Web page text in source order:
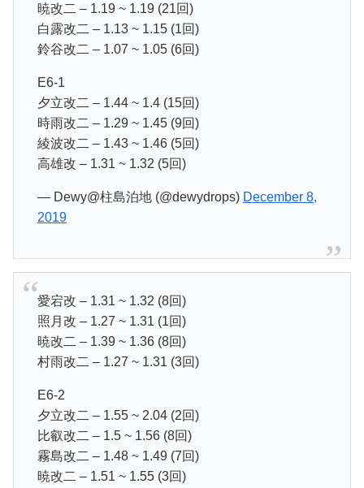
暁改二 – 1.19 ~ 1.19 (21回)
白露改二 – 1.13 ~ 1.15 (1回)
鈴谷改二 – 1.07 ~ 1.05 (6回)
E6-1
夕立改二 – 1.44 ~ 1.4 (15回)
時雨改二 – 1.29 ~ 1.45 (9回)
綾波改二 – 1.43 ~ 1.46 (5回)
高雄改 – 1.31 ~ 1.32 (5回)
— Dewy@柱島泊地 (@dewydrops) December 8,
2019
愛宕改 – 1.31 ~ 1.32 (8回)
照月改 – 1.27 ~ 1.31 (1回)
暁改二 – 1.39 ~ 1.36 (8回)
村雨改二 – 1.27 ~ 1.31 (3回)
E6-2
夕立改二 – 1.55 ~ 2.04 (2回)
比叡改二 – 1.5 ~ 1.56 (8回)
霧島改二 – 1.48 ~ 1.49 (7回)
暁改二 – 1.51 ~ 1.55 (3回)